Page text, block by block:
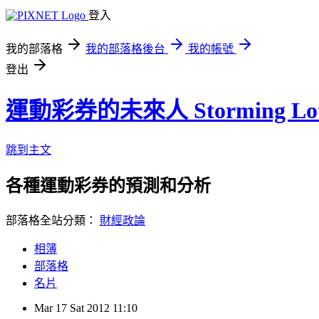
登入
我的部落格 我的部落格後台
我的帳號
登出
運動彩券的未來人 Storming
跳到主文
各種運動彩券的預測和分析
部落格全站分類： 財經政論
相簿
部落格
名片
Mar 17 Sat 2012 11:10